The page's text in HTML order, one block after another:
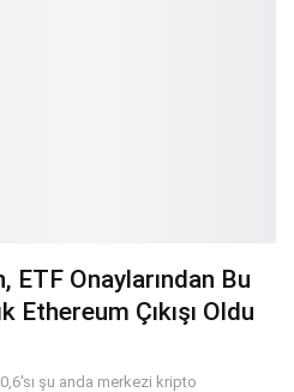
ETF Onaylarından Bu
Ethereum Çıkışı Oldu
şu anda merkezi kripto